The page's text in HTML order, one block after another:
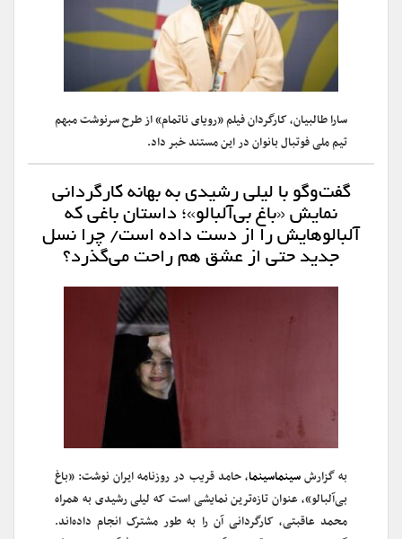
سارا طالبیان، کارگردان فیلم «رویای ناتمام» از طرح سرنوشت مبهم
تیم ملی فوتبال بانوان در این مستند خبر داد.
گفت‌وگو با لیلی رشیدی به بهانه کارگردانی
نمایش «باغ بی‌آلبالو»؛ داستان باغی که
آلبالوهایش را از دست داده است/ چرا نسل
جدید حتی از عشق هم راحت می‌گذرد؟
به گزارشسینماسینما، حامد قریب در روزنامه ایران نوشت: «باغ
بی‌آلبالو»، عنوان تازه‌ترین نمایشی است که لیلی رشیدی به همراه
محمد عاقبتی، کارگردانی آن را به طور مشترک انجام داده‌اند.